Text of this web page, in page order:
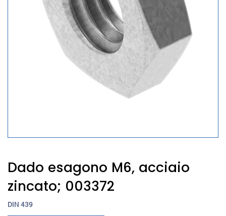
Dado esagono M6, acciaio
zincato; 003372
DIN 439